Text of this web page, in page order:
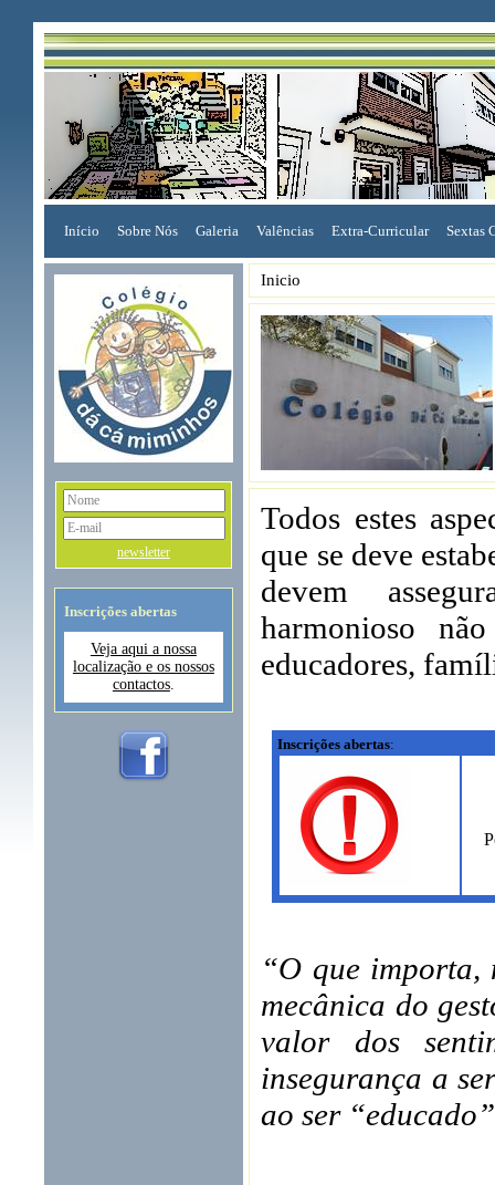
Início Sobre Nós Galeria Valências Extra-Curricular Sextas
newsletter
Inscrições abertas
Veja aqui a nossa
localização e os nossos
contactos.
Inicio
Todos estes
que se deve
devem
harmonioso
educadores,
Inscrições abertas:
“O que importa,
mecânica do
valor dos
insegurança a
ao ser